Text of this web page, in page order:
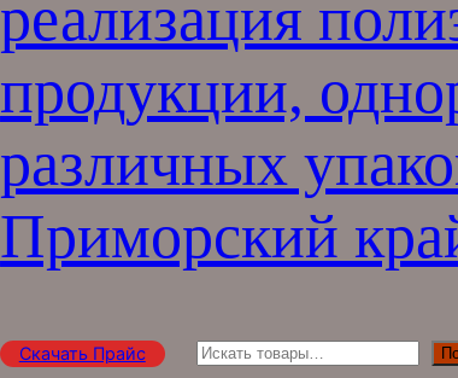
реализация
продукции,
различных
Приморский
Скачать Прайс
П